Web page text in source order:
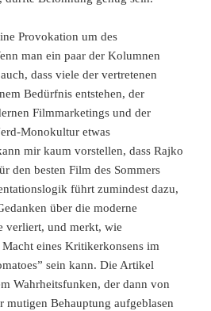
Provokation um des
man ein paar der Kolumnen
dass viele der vertretenen
Bedürfnis entstehen, der
Filmmarketings und der
Monokultur etwas
mir kaum vorstellen, dass Rajko
den besten Film des Sommers
führt zumindest dazu,
über die moderne
verliert, und merkt, wie
eines Kritikerkonsens im
sein kann. Die Artikel
Wahrheitsfunken, der dann von
mutigen Behauptung aufgeblasen